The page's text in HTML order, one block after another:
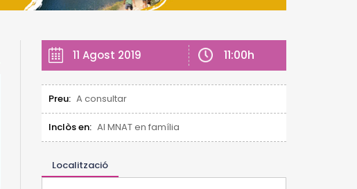
11 Agost 2019 11:00h
Preu: A consultar
Inclòs en: Al MNAT en família
Localització